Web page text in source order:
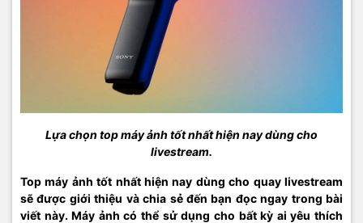
Lựa chọn top máy ảnh tốt nhất hiện nay dùng cho
livestream.
Top máy ảnh tốt nhất hiện nay dùng cho quay livestream
sẽ được giới thiệu và chia sẻ đến bạn đọc ngay trong bài
viết này. Máy ảnh có thể sử dụng cho bất kỳ ai yêu thích